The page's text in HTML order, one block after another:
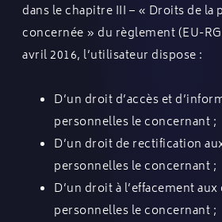
dans le chapitre III – « Droits de la
concernée » du règlement (EU-
avril 2016, l’utilisateur dispose :
D’un droit d’accès et
personnelles le concernant ;
D’un droit de rectification
personnelles le concernant ;
D’un droit à l’effacement
personnelles le concernant ;